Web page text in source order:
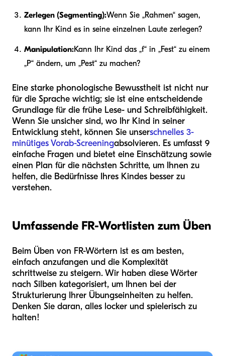
Zerlegen (Segmenting):Wenn Sie „Rahmen“ sagen,
kann Ihr Kind es in seine einzelnen Laute zerlegen?
Manipulation:Kann Ihr Kind das „f“ in „Fest“ zu einem
„P“ ändern, um „Pest“ zu machen?
Eine starke phonologische Bewusstheit ist nicht nur
für die Sprache wichtig; sie ist eine entscheidende
Grundlage für die frühe Lese- und Schreibfähigkeit.
Wenn Sie unsicher sind, wo Ihr Kind in seiner
Entwicklung steht, können Sie unserschnelles 3-
minütiges Vorab-Screeningabsolvieren. Es umfasst 9
einfache Fragen und bietet eine Einschätzung sowie
einen Plan für die nächsten Schritte, um Ihnen zu
helfen, die Bedürfnisse Ihres Kindes besser zu
verstehen.
Umfassende FR-Wortlisten zum Üben
Beim Üben von FR-Wörtern ist es am besten,
einfach anzufangen und die Komplexität
schrittweise zu steigern. Wir haben diese Wörter
nach Silben kategorisiert, um Ihnen bei der
Strukturierung Ihrer Übungseinheiten zu helfen.
Denken Sie daran, alles locker und spielerisch zu
halten!